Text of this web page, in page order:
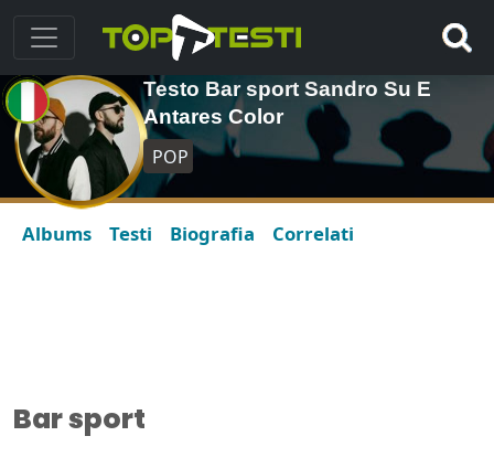
Testo Bar sport Sandro Su E
Antares Color
POP
Albums Testi Biografia Correlati
Bar sport